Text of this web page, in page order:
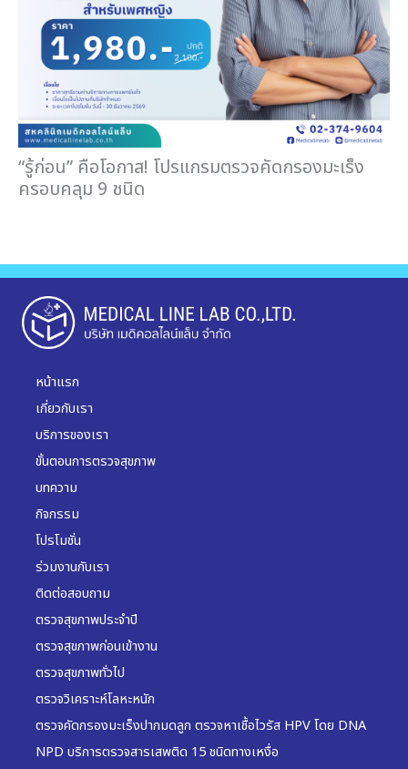
“รู้ก่อน” คือโอกาส! โปรแกรมตรวจคัดกรองมะเร็ง
ครอบคลุม 9 ชนิด
หน้าแรก
เกี่ยวกับเรา
บริการของเรา
ขั้นตอนการตรวจสุขภาพ
บทความ
กิจกรรม
โปรโมชั่น
ร่วมงานกับเรา
ติดต่อสอบถาม
ตรวจสุขภาพประจำปี
ตรวจสุขภาพก่อนเข้างาน
ตรวจสุขภาพทั่วไป
ตรวจวิเคราะห์โลหะหนัก
ตรวจคัดกรองมะเร็งปากมดลูก ตรวจหาเชื้อไวรัส HPV โดย DNA
NPD บริการตรวจสารเสพติด 15 ชนิดทางเหงื่อ